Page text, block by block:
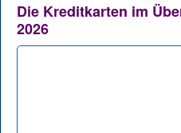
Die Kreditkarten im
2026